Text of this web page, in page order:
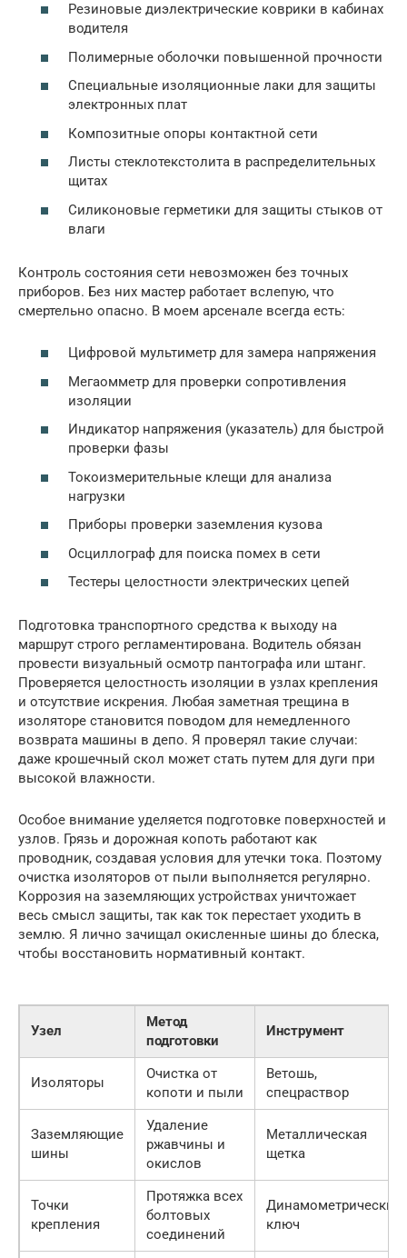
Резиновые диэлектрические коврики в кабинах
водителя
Полимерные оболочки повышенной прочности
Специальные изоляционные лаки для защиты
электронных плат
Композитные опоры контактной сети
Листы стеклотекстолита в распределительных
щитах
Силиконовые герметики для защиты стыков от
влаги
Контроль состояния сети невозможен без точных
приборов. Без них мастер работает вслепую, что
смертельно опасно. В моем арсенале всегда есть:
Цифровой мультиметр для замера напряжения
Мегаомметр для проверки сопротивления
изоляции
Индикатор напряжения (указатель) для быстрой
проверки фазы
Токоизмерительные клещи для анализа
нагрузки
Приборы проверки заземления кузова
Осциллограф для поиска помех в сети
Тестеры целостности электрических цепей
Подготовка транспортного средства к выходу на
маршрут строго регламентирована. Водитель обязан
провести визуальный осмотр пантографа или штанг.
Проверяется целостность изоляции в узлах крепления
и отсутствие искрения. Любая заметная трещина в
изоляторе становится поводом для немедленного
возврата машины в депо. Я проверял такие случаи:
даже крошечный скол может стать путем для дуги при
высокой влажности.
Особое внимание уделяется подготовке поверхностей и
узлов. Грязь и дорожная копоть работают как
проводник, создавая условия для утечки тока. Поэтому
очистка изоляторов от пыли выполняется регулярно.
Коррозия на заземляющих устройствах уничтожает
весь смысл защиты, так как ток перестает уходить в
землю. Я лично зачищал окисленные шины до блеска,
чтобы восстановить нормативный контакт.
Узел
Метод
подготовки
Инструмент
Изоляторы
Очистка от
копоти и пыли
Ветошь,
спецраствор
Заземляющие
шины
Удаление
ржавчины и
окислов
Металлическая
щетка
Точки
крепления
Протяжка всех
болтовых
соединений
Динамометрический
ключ